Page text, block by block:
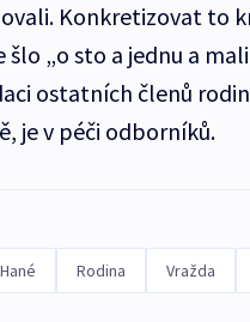
Konkretizovat to
„o sto a jednu a
ostatních členů
je v péči odborníků.
Rodina Vražda